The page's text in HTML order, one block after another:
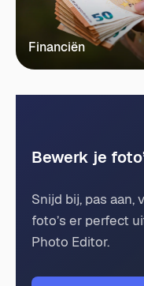
Financiën
Bewerk je
Snijd bij, pas
foto’s er perfect
Photo Editor.